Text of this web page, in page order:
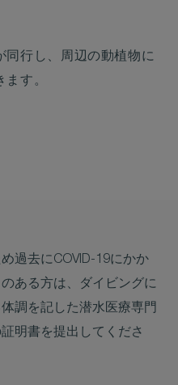
同行し、周辺の動植物に
す。
過去にCOVID-19にかか
ある方は、ダイビングに
調を記した潜水医療専門
明書を提出してくださ